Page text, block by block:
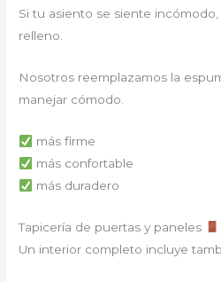
Si tu asiento se siente
relleno.
Nosotros reemplazamos la
manejar cómodo.
más firme
más confortable
más duradero
Tapicería de puertas y paneles
Un interior completo incluye